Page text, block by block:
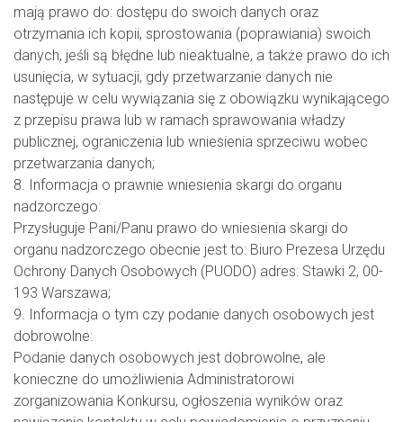
mają prawo do: dostępu do swoich danych oraz
otrzymania ich kopii, sprostowania (poprawiania) swoich
danych, jeśli są błędne lub nieaktualne, a także prawo do ich
usunięcia, w sytuacji, gdy przetwarzanie danych nie
następuje w celu wywiązania się z obowiązku wynikającego
z przepisu prawa lub w ramach sprawowania władzy
publicznej, ograniczenia lub wniesienia sprzeciwu wobec
przetwarzania danych;
8. Informacja o prawnie wniesienia skargi do organu
nadzorczego:
Przysługuje Pani/Panu prawo do wniesienia skargi do
organu nadzorczego obecnie jest to: Biuro Prezesa Urzędu
Ochrony Danych Osobowych (PUODO) adres: Stawki 2, 00-
193 Warszawa;
9. Informacja o tym czy podanie danych osobowych jest
dobrowolne:
Podanie danych osobowych jest dobrowolne, ale
konieczne do umożliwienia Administratorowi
zorganizowania Konkursu, ogłoszenia wyników oraz